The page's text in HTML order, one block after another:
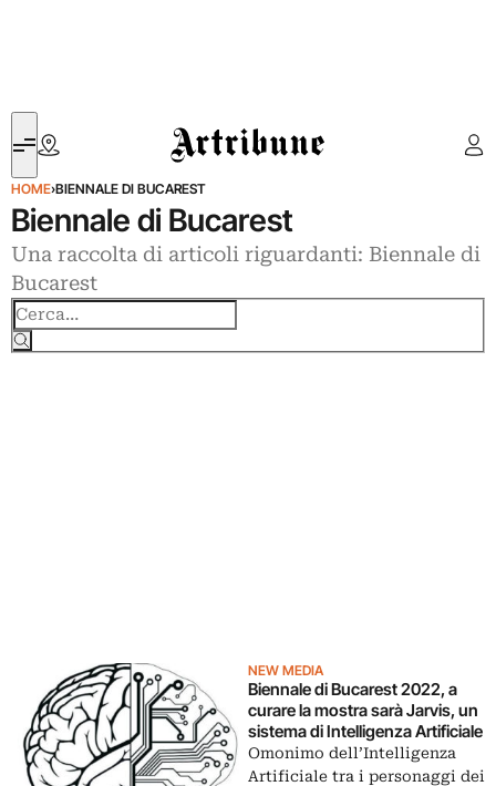
Artribune
HOME›BIENNALE DI BUCAREST
Biennale di Bucarest
Una raccolta di articoli riguardanti: Biennale di
Bucarest
NEW MEDIA
Biennale di Bucarest 2022, a
curare la mostra sarà Jarvis, un
sistema di Intelligenza Artificiale
Omonimo dell’Intelligenza
Artificiale tra i personaggi dei